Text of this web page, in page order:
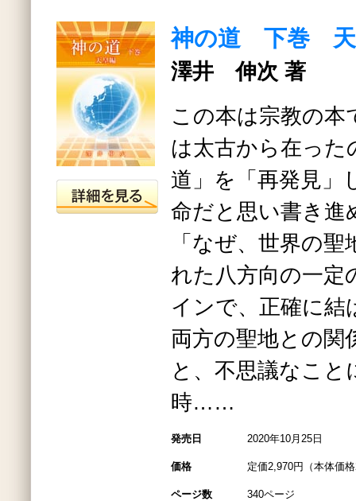
神の道 下巻 天
澤井 伸次 著
この本は宗教の
は太古から在っ
道」を「再発見」
命だと思い書き進
「なぜ、世界の
れた八方向の一定
インで、正確に結
両方の聖地との関
と、不思議なこと
時……
発売日 2020年10月25日
価格 定価2,970円（本体価
ページ数 340ページ